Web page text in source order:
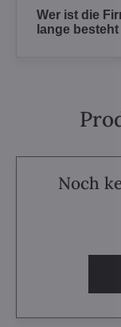
Wer ist die
lange
Noch